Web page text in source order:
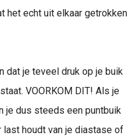
het echt uit elkaar getrokken
dat je teveel druk op je buik
VOORKOM DIT! Als je
je dus steeds een puntbuik
last houdt van je diastase of